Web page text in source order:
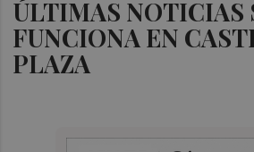
ÚLTIMAS NOTICIAS
FUNCIONA EN
PLAZA